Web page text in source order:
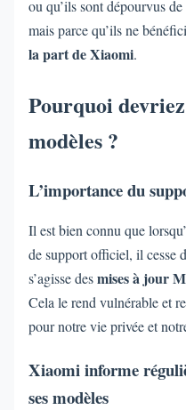
ou qu’ils sont dépourvus
mais parce qu’ils ne
la part de Xiaomi.
Pourquoi
modèles ?
L’importance du
Il est bien connu que
de support officiel, il cesse
s’agisse desmises à jour
Cela le rend vulnérable et
pour notre vie privée et
Xiaomi informe
ses modèles